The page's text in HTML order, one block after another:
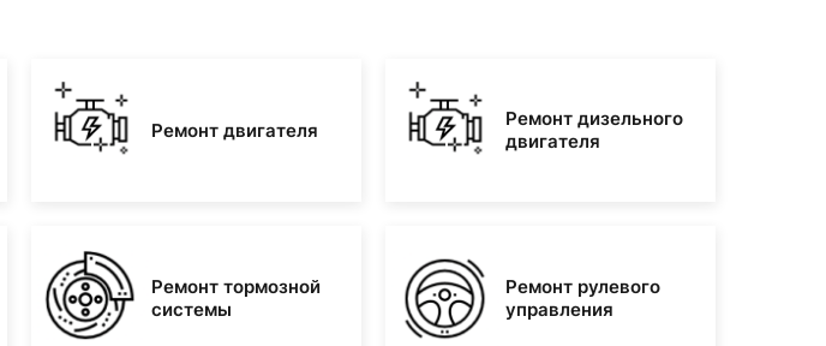
Ремонт двигателя
Ремонт дизельного
двигателя
Ремонт тормозной
системы
Ремонт рулевого
управления